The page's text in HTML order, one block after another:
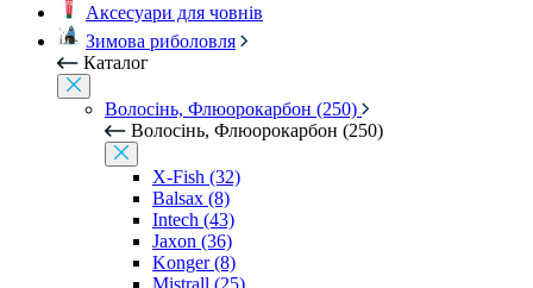
Аксесуари для човнів
Зимова риболовля
Каталог
Волосінь, Флюорокарбон (250)
Волосінь, Флюорокарбон (250)
X-Fish (32)
Balsax (8)
Intech (43)
Jaxon (36)
Konger (8)
Mistrall (25)